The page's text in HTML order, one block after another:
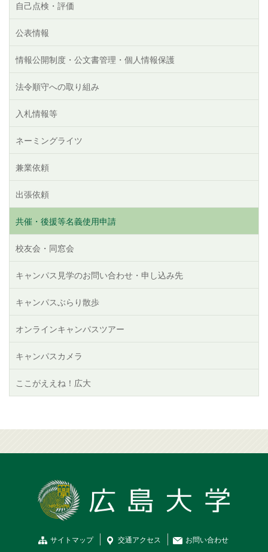
自己点検・評価
公表情報
情報公開制度・公文書管理・個人情報保護
法令順守への取り組み
入札情報等
ネーミングライツ
兼業依頼
出張依頼
共催・後援等名義使用申請
校友会・同窓会
キャンパス見学のお問い合わせ・申し込み先
キャンパスぶらり散歩
オンラインキャンパスツアー
キャンパスカメラ
ここがええね！広大
サイトマップ 交通アクセス お問い合わせ